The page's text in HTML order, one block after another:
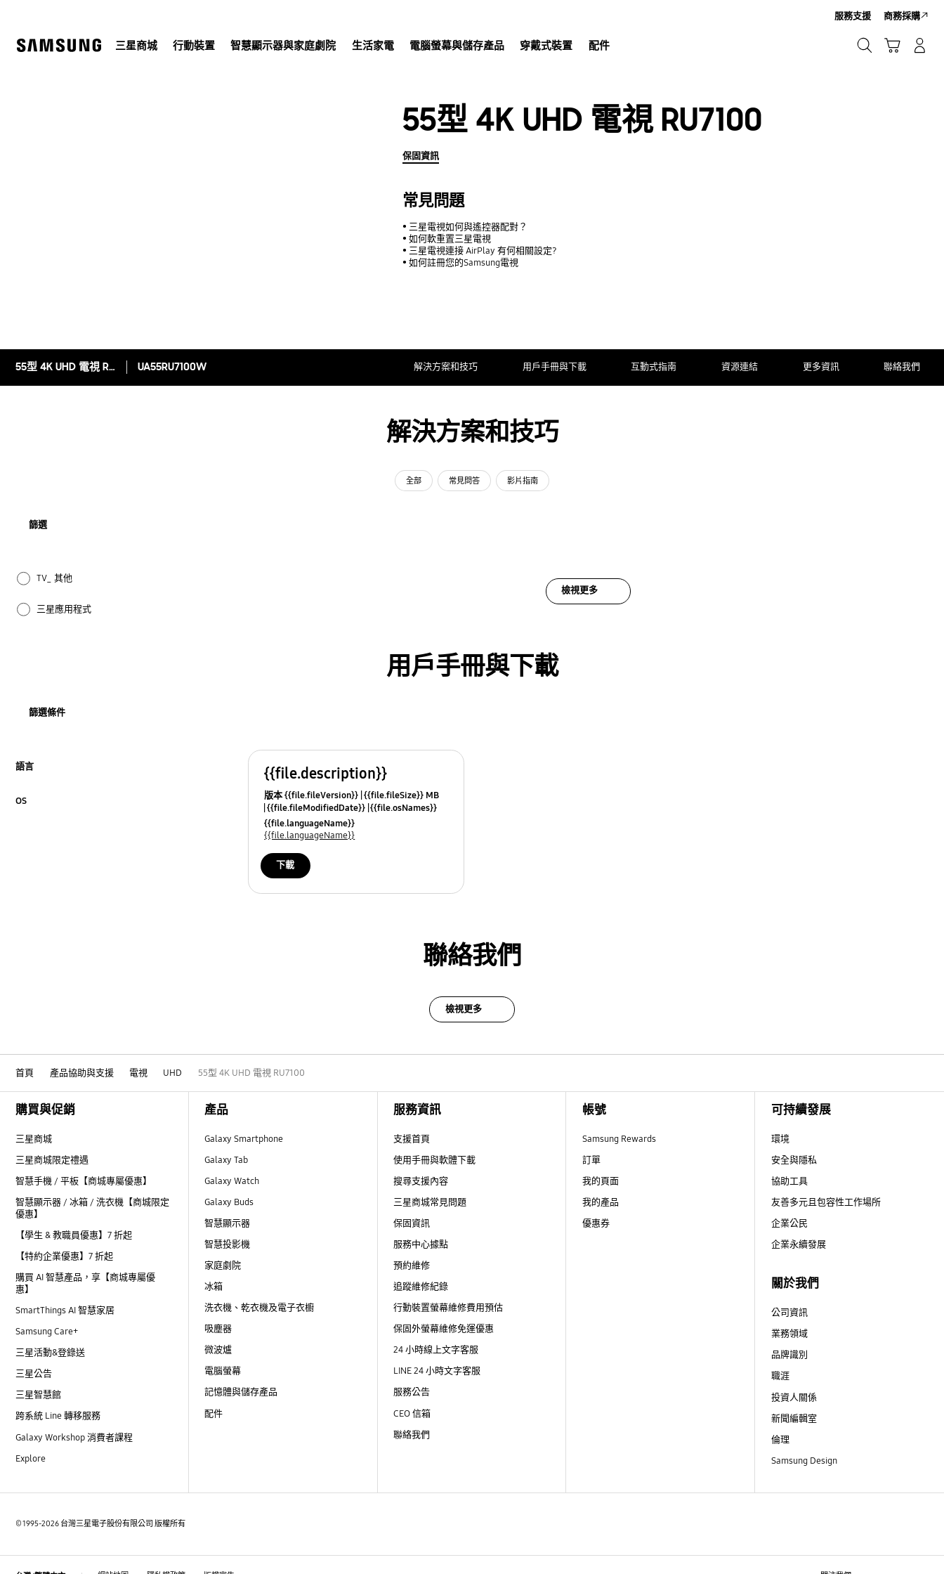
三星商城 行動裝置 智慧顯示器與家庭劇院 生活家電 電腦螢幕與儲存產品 穿戴式裝置 配件
服務支援 商務採購
55型 4K UHD 電視 RU7100
保固資訊
常見問題
三星電視如何與遙控器配對？
如何軟重置三星電視
三星電視連接 AirPlay 有何相關設定?
如何註冊您的Samsung電視
55型 4K UHD 電視 RU7100 UA55RU7100W 解決方案和技巧 用戶手冊與下載 互動式指南 資源連結 更多資訊 聯絡我們
解決方案和技巧
全部 常見問答 影片指南
篩選
TV_ 其他
三星應用程式
檢視更多
用戶手冊與下載
篩選條件
語言
OS
{{file.description}}
版本 {{file.fileVersion}} {{file.fileSize}} MB
{{file.fileModifiedDate}} {{file.osNames}}
{{file.languageName}}
{{file.languageName}}
下載
聯絡我們
檢視更多
首頁 產品協助與支援 電視 UHD 55型 4K UHD 電視 RU7100
購買與促銷
三星商城
三星商城限定禮遇
智慧手機 / 平板【商城專屬優惠】
智慧顯示器 / 冰箱 / 洗衣機【商城限定
優惠】
【學生 & 教職員優惠】7 折起
【特約企業優惠】7 折起
購買 AI 智慧產品，享【商城專屬優
惠】
SmartThings AI 智慧家居
Samsung Care+
三星活動&登錄送
三星公告
三星智慧館
跨系統 Line 轉移服務
Galaxy Workshop 消費者課程
Explore
產品
Galaxy Smartphone
Galaxy Tab
Galaxy Watch
Galaxy Buds
智慧顯示器
智慧投影機
家庭劇院
冰箱
洗衣機、乾衣機及電子衣櫥
吸塵器
微波爐
電腦螢幕
記憶體與儲存產品
配件
服務資訊
支援首頁
使用手冊與軟體下載
搜尋支援內容
三星商城常見問題
保固資訊
服務中心據點
預約維修
追蹤維修紀錄
行動裝置螢幕維修費用預估
保固外螢幕維修免運優惠
24 小時線上文字客服
LINE 24 小時文字客服
服務公告
CEO 信箱
聯絡我們
帳號
Samsung Rewards
訂單
我的頁面
我的產品
優惠券
可持續發展
環境
安全與隱私
協助工具
友善多元且包容性工作場所
企業公民
企業永續發展
關於我們
公司資訊
業務領域
品牌識別
職涯
投資人關係
新聞編輯室
倫理
Samsung Design
© 1995-2026 台灣三星電子股份有限公司 版權所有